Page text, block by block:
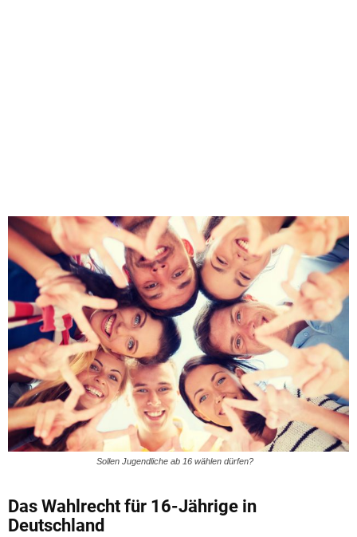
Sollen Jugendliche ab 16 wählen dürfen?
Das Wahlrecht für 16-Jährige in
Deutschland